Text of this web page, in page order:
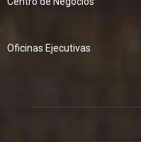
Oficinas Ejecutivas